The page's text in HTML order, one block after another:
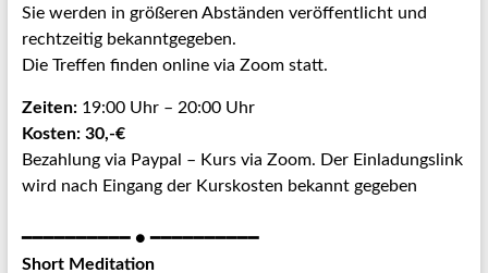
Sie werden in größeren Abständen veröffentlicht und
rechtzeitig bekanntgegeben.
Die Treffen finden online via Zoom statt.
Zeiten:19:00 Uhr – 20:00 Uhr
Kosten: 30,-€
Bezahlung via Paypal – Kurs via Zoom. Der Einladungslink
wird nach Eingang der Kurskosten bekannt gegeben
━━━━━━━━━━ ● ━━━━━━━━━━
Short Meditation